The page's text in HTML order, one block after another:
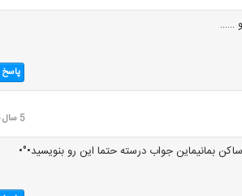
……
پاسخ
5 سال قبل
بمانیماین جواب درسته حتما این رو بنویسید•°•